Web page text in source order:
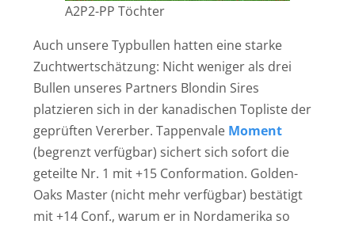
A2P2-PP Töchter
Auch unsere Typbullen hatten eine starke
Zuchtwertschätzung: Nicht weniger als drei
Bullen unseres Partners Blondin Sires
platzieren sich in der kanadischen Topliste der
geprüften Vererber. Tappenvale Moment
(begrenzt verfügbar) sichert sich sofort die
geteilte Nr. 1 mit +15 Conformation. Golden-
Oaks Master (nicht mehr verfügbar) bestätigt
mit +14 Conf., warum er in Nordamerika so